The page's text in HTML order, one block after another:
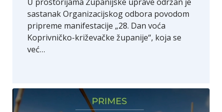
sastanak Organizacijskog odbora povodom
pripreme manifestacije „28. Dan voća
Koprivničko-križevačke županije“, koja se
već…